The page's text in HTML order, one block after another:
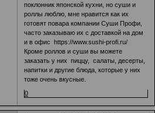
поклонник японской кухни, но суши и
роллы люблю, мне нравится как их
готовят повара компании Суши Профи,
часто заказываю их с доставкой на дом
и в офис https://www.sushi-profi.ru/
Кроме роллов и суши вы можете
заказать у них пиццу, салаты, десерты,
напитки и другие блюда, которые у них
тоже очень вкусные.
0